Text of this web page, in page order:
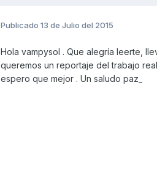
Publicado 13 de Julio del 2015
Hola vampysol . Que alegría leerte,
queremos un reportaje del trabajo
espero que mejor . Un saludo paz_